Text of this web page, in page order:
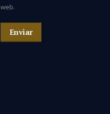
web.
Enviar